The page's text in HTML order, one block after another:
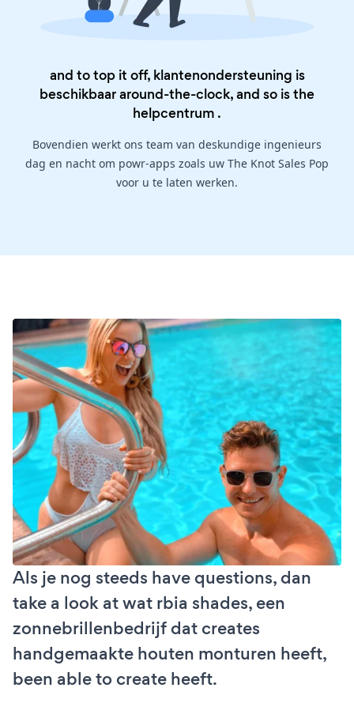
and to top it off, klantenondersteuning is
beschikbaar around-the-clock, and so is the
helpcentrum .
Bovendien werkt ons team van deskundige ingenieurs
dag en nacht om powr-apps zoals uw The Knot Sales Pop
voor u te laten werken.
Als je nog steeds have questions, dan
take a look at wat rbia shades, een
zonnebrillenbedrijf dat creates
handgemaakte houten monturen heeft,
been able to create heeft.